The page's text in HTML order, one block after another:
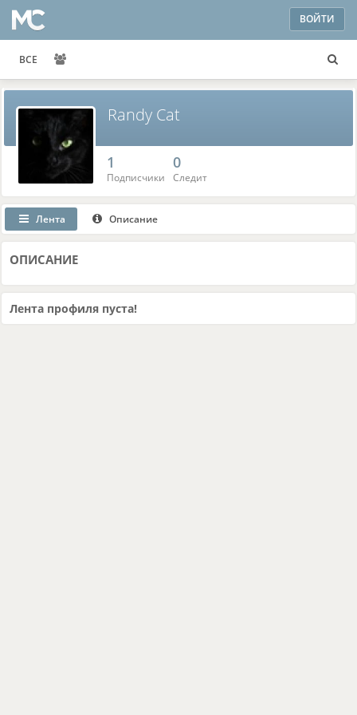
ВОЙТИ
ВСЕ
Randy Cat
1
Подписчики
0
Следит
Лента Описание
ОПИСАНИЕ
Лента профиля пуста!